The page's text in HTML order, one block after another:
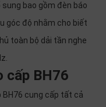
bao gồm đèn báo
góc độ nhằm cho biết
toàn bộ dải tần nghe
cấp BH76
BH76 cung cấp tất cả